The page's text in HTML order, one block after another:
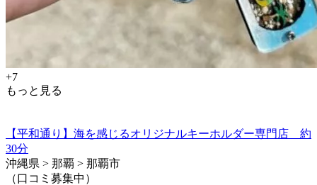
+7
もっと見る
【平和通り】海を感じるオリジナルキーホルダー専門店 約
30分
沖縄県 > 那覇 > 那覇市
（口コミ募集中）